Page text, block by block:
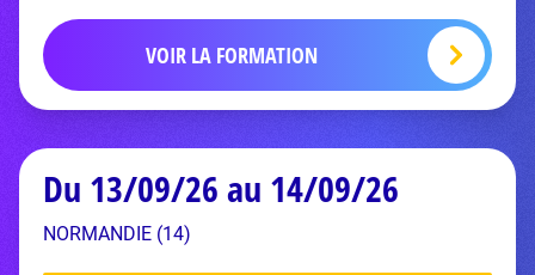
VOIR LA FORMATION
Du 13/09/26 au 14/09/26
NORMANDIE (14)